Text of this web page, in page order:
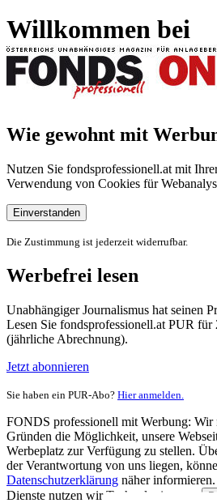
Willkommen bei
Wie gewohnt mit
Nutzen Sie fondsprofessionell.at mit
Verwendung von Cookies für
Einverstanden
Die Zustimmung ist jederzeit widerrufbar.
Werbefrei lesen
Unabhängiger Journalismus hat seinen
Lesen Sie fondsprofessionell.at PUR
(jährliche Abrechnung).
Jetzt abonnieren
Sie haben ein PUR-Abo? Hier anmelden.
FONDS professionell mit Werbung: Wir
Gründen die Möglichkeit, unsere
Werbeplatz zur Verfügung zu stellen.
der Verantwortung von uns liegen,
Datenschutzerklärung näher informieren.
Dienste nutzen wir Technologien von